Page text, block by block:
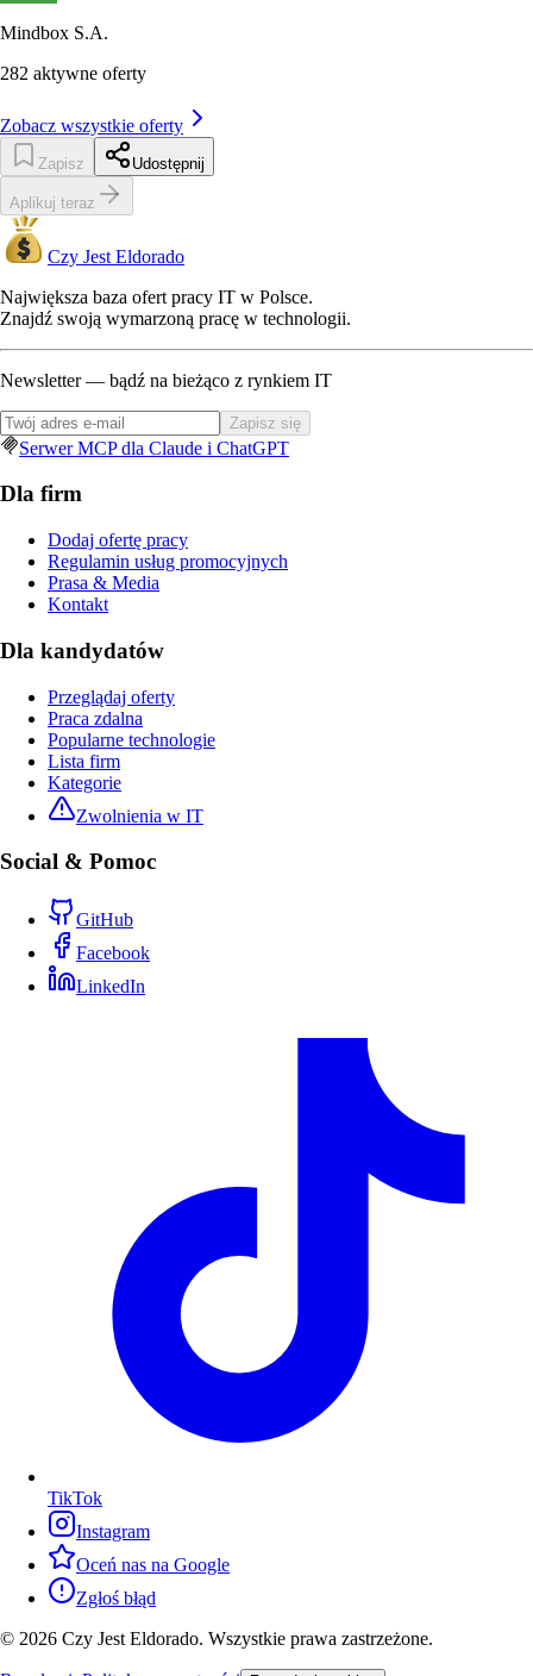
Mindbox S.A.
282 aktywne oferty
Zobacz wszystkie oferty
Zapisz Udostępnij
Aplikuj teraz
Czy Jest Eldorado
Największa baza ofert pracy IT w Polsce.
Znajdź swoją wymarzoną pracę w technologii.
Newsletter — bądź na bieżąco z rynkiem IT
Zapisz się
Serwer MCP dla Claude i ChatGPT
Dla firm
Dodaj ofertę pracy
Regulamin usług promocyjnych
Prasa & Media
Kontakt
Dla kandydatów
Przeglądaj oferty
Praca zdalna
Popularne technologie
Lista firm
Kategorie
Zwolnienia w IT
Social & Pomoc
GitHub
Facebook
LinkedIn
TikTok
Instagram
Oceń nas na Google
Zgłoś błąd
© 2026 Czy Jest Eldorado. Wszystkie prawa zastrzeżone.